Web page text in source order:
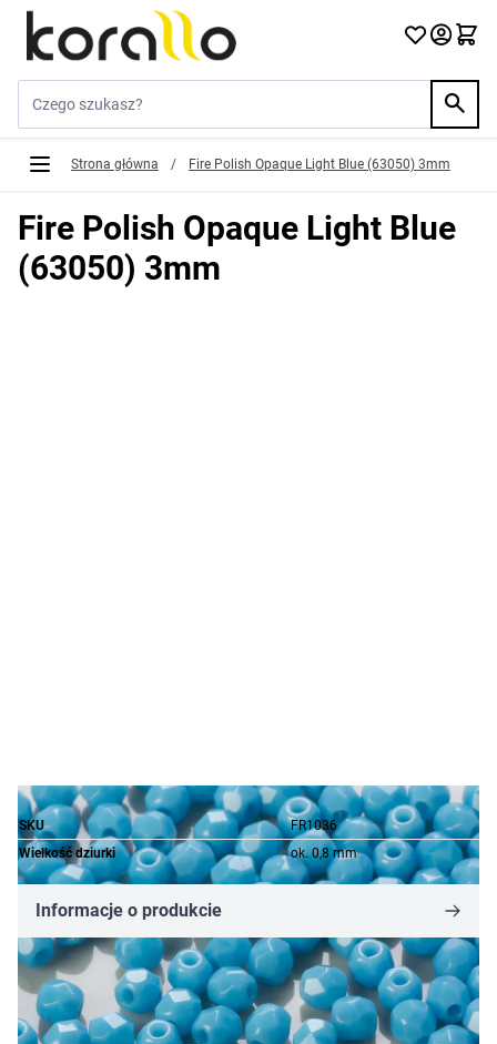
Przejdź do treści
Strona główna / Fire Polish Opaque Light Blue (63050) 3mm
Fire Polish Opaque Light Blue
(63050) 3mm
SKU
FR1036
Wielkość dziurki
ok. 0,8 mm
Informacje o produkcie
2,95 zł
Cena za opakowanie
Ilość w opakowaniu: 40 szt.